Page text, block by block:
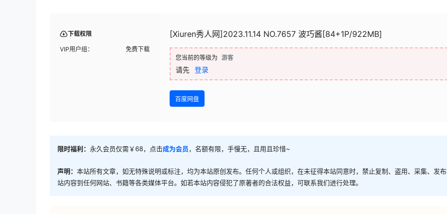
下载权限
VIP用户组： 免费下载
[Xiuren秀人网]2023.11.14 NO.7657 波巧酱[84+1P/922MB]
您当前的等级为 游客
请先 登录
百度网盘
限时福利： 永久会员仅需￥68，点击成为会员，名额有限，手慢无，且用且珍惜~
声明： 本站所有文章，如无特殊说明或标注，均为本站原创发布。任何个人或组织，在未征得本站同意时，禁止复制、盗用、采集、发
站内容到任何网站、书籍等各类媒体平台。如若本站内容侵犯了原著者的合法权益，可联系我们进行处理。